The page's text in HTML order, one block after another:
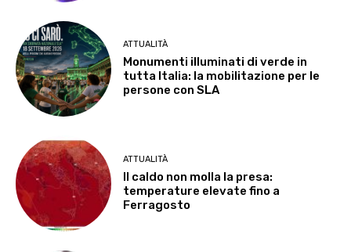
ATTUALITÀ
Monumenti illuminati di verde in
tutta Italia: la mobilitazione per le
persone con SLA
ATTUALITÀ
Il caldo non molla la presa:
temperature elevate fino a
Ferragosto